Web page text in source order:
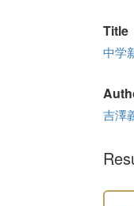
Title
中学
吉澤